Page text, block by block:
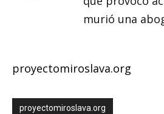
murió una
proyectomiroslava.org
proyectomiroslava.org